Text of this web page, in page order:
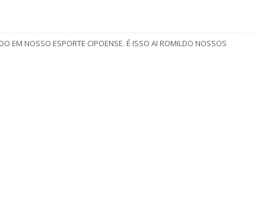
EM NOSSO ESPORTE CIPOENSE. É ISSO AI ROMILDO NOSSOS